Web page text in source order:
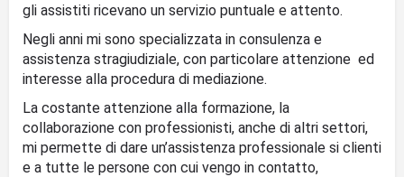
gli assistiti ricevano un servizio puntuale e attento.
Negli anni mi sono specializzata in consulenza e
assistenza stragiudiziale, con particolare attenzione ed
interesse alla procedura di mediazione.
La costante attenzione alla formazione, la
collaborazione con professionisti, anche di altri settori,
mi permette di dare un’assistenza professionale si clienti
e a tutte le persone con cui vengo in contatto,